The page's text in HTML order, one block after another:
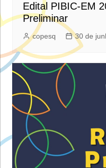
Edital PIBIC-EM
Preliminar
copesq 30 de